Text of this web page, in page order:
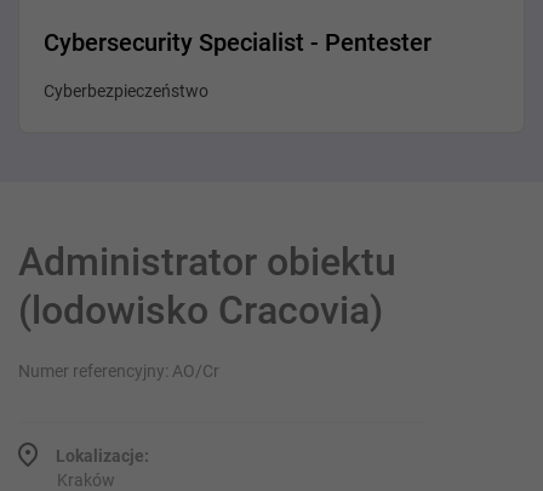
Cybersecurity Specialist - Pentester
Cyberbezpieczeństwo
Administrator obiektu
(lodowisko Cracovia)
Numer referencyjny: AO/Cr
Lokalizacje:
Kraków